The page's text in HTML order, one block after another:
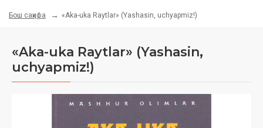
Бош саҳифа «Aka-uka Raytlar» (Yashasin, uchyapmiz!)
«Aka-uka Raytlar» (Yashasin,
uchyapmiz!)